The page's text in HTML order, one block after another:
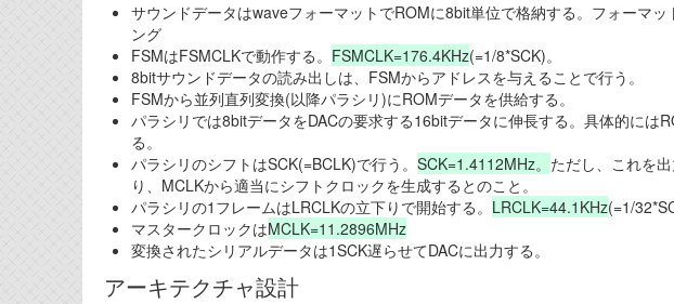
サウンドデータはwaveフォーマットでROMに8bit単位で格納する。フォーマ
ング
FSMはFSMCLKで動作する。 FSMCLK=176.4KHz(=1/8*SCK)。
8bitサウンドデータの読み出しは、FSMからアドレスを与えることで行う。
FSMから並列直列変換(以降パラシリ)にROMデータを供給する。
パラシリでは8bitデータをDACの要求する16bitデータに伸長する。具体的には
る。
パラシリのシフトはSCK(=BCLK)で行う。 SCK=1.4112MHz。 ただし、これを
り、MCLKから適当にシフトクロックを生成するとのこと。
パラシリの1フレームはLRCLKの立下りで開始する。 LRCLK=44.1KHz(=1/
マスタークロックはMCLK=11.2896MHz
変換されたシリアルデータは1SCK遅らせてDACに出力する。
アーキテクチャ設計